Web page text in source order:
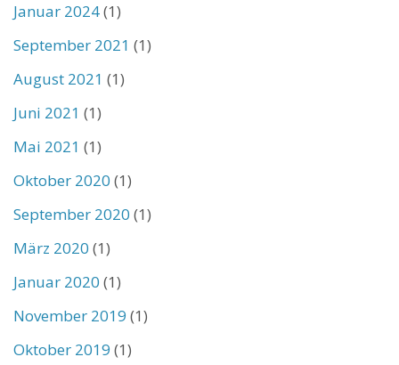
Januar 2024(1)
September 2021 (1)
August 2021 (1)
Juni 2021 (1)
Mai 2021 (1)
Oktober 2020 (1)
September 2020 (1)
März 2020 (1)
Januar 2020 (1)
November 2019 (1)
Oktober 2019 (1)